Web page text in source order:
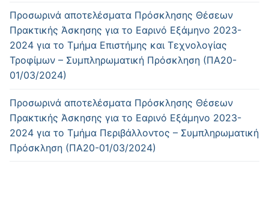
Προσωρινά αποτελέσματα Πρόσκλησης Θέσεων
Πρακτικής Άσκησης για το Εαρινό Εξάμηνο 2023-
2024 για το Τμήμα Επιστήμης και Τεχνολογίας
Τροφίμων – Συμπληρωματική Πρόσκληση (ΠΑ20-
01/03/2024)
Προσωρινά αποτελέσματα Πρόσκλησης Θέσεων
Πρακτικής Άσκησης για το Εαρινό Εξάμηνο 2023-
2024 για το Τμήμα Περιβάλλοντος – Συμπληρωματική
Πρόσκληση (ΠΑ20-01/03/2024)